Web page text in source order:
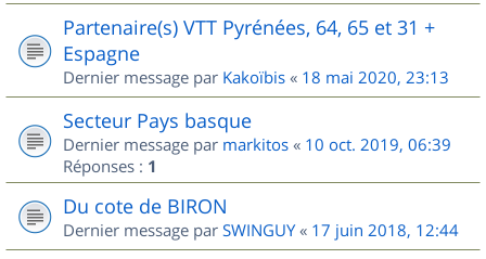
Partenaire(s) VTT Pyrénées, 64, 65 et 31 +
Espagne
Dernier message par Kakoïbis « 18 mai 2020, 23:13
Secteur Pays basque
Dernier message par markitos « 10 oct. 2019, 06:39
Réponses : 1
Du cote de BIRON
Dernier message par SWINGUY« 17 juin 2018, 12:44